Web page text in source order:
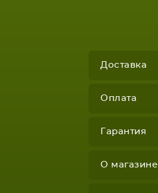
Доставка
Оплата
Гарантия
О магазине